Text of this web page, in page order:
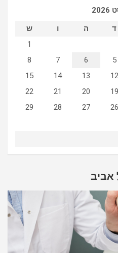
ד ה ו ש
1
5
6
7
8
12
13
14
15
19
20
21
22
26
27
28
29
אביב